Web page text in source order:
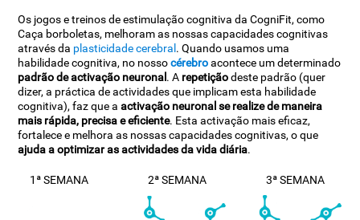
Os jogos e treinos de estimulação cognitiva da CogniFit, como
Caça borboletas, melhoram as nossas capacidades cognitivas
através da plasticidade cerebral. Quando usamos uma
habilidade cognitiva, no nossocérebroacontece um determinado
padrão de activação neuronal. A repetiçãodeste padrão (quer
dizer, a práctica de actividades que implicam esta habilidade
cognitiva), faz que aactivação neuronal se realize de maneira
mais rápida, precisa e eficiente. Esta activação mais eficaz,
fortalece e melhora as nossas capacidades cognitivas, o que
ajuda a optimizar as actividades da vida diária.
1ª SEMANA 2ª SEMANA 3ª SEMANA